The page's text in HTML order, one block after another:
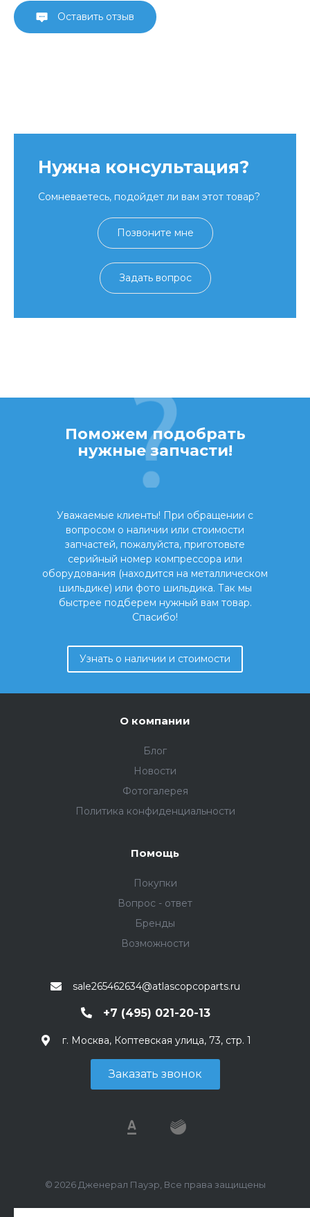
Оставить отзыв
Нужна консультация?
Сомневаетесь, подойдет ли вам этот товар?
Позвоните мне
Задать вопрос
Поможем подобрать
нужные запчасти!
Уважаемые клиенты! При обращении с
вопросом о наличии или стоимости
запчастей, пожалуйста, приготовьте
серийный номер компрессора или
оборудования (находится на металлическом
шильдике) или фото шильдика. Так мы
быстрее подберем нужный вам товар.
Спасибо!
Узнать о наличии и стоимости
О компании
Блог
Новости
Фотогалерея
Политика конфиденциальности
Помощь
Покупки
Вопрос - ответ
Бренды
Возможности
sale265462634@atlascopcoparts.ru
+7 (495) 021-20-13
г. Москва, Коптевская улица, 73, стр. 1
Заказать звонок
© 2026 Дженерал Пауэр, Все права защищены